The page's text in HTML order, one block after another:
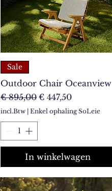
Sale
Outdoor Chair Oceanview
Normale prijs
€ 895,00 Verkoopprijs
€ 447,50
incl.Btw | Enkel ophaling SoLeie
In winkelwagen